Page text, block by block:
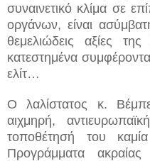
συναινετικό κλίμα σε
οργάνων, είναι
θεμελιώδεις αξίες
κατεστημένα
ελίτ…
Ο λαλίστατος κ.
αιχμηρή,
τοποθέτησή του
Προγράμματα ακραίας